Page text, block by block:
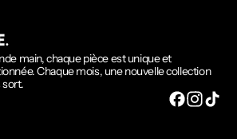
main, chaque pièce est unique et
Chaque mois, une nouvelle collection
sort.